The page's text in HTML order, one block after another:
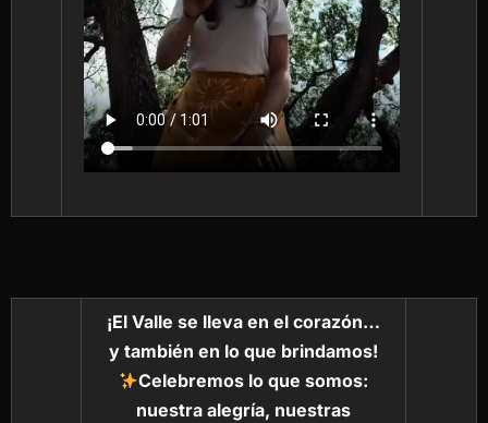
¡El Valle se lleva en el corazón…
y también en lo que brindamos!
Celebremos lo que somos:
nuestra alegría, nuestras